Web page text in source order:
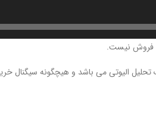
فروش نیست.
الیوتی می باشد و هیچگونه سیگنال